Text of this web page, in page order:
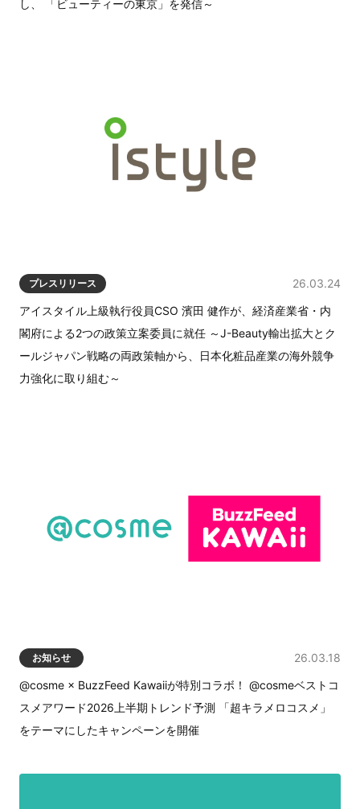
し、 「ビューティーの東京」を発信～
プレスリリース
26.03.24
アイスタイル上級執行役員CSO 濱田 健作が、経済産業省・内
閣府による2つの政策立案委員に就任 ～J-Beauty輸出拡大とク
ールジャパン戦略の両政策軸から、日本化粧品産業の海外競争
力強化に取り組む～
お知らせ
26.03.18
@cosme × BuzzFeed Kawaiiが特別コラボ！ @cosmeベストコ
スメアワード2026上半期トレンド予測 「超キラメロコスメ」
をテーマにしたキャンペーンを開催